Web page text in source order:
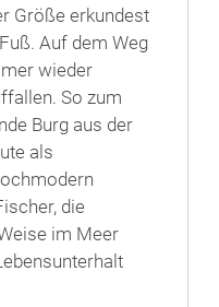
Größe erkundest
Auf dem Weg
wieder
So zum
Burg aus der
als
die
im Meer